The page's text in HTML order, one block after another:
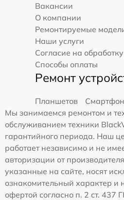
Вакансии
О компании
Ремонтируемые
Наши услуги
Согласие на
Способы оплаты
Ремонт
Планшетов
Мы занимаемся ремонтом и
обслуживанием техники
гарантийного периода. Наш
работает независимо и не
авторизации от
указанные на сайте, носят
ознакомительный характер и
офертой согласно п. 2 ст. 437